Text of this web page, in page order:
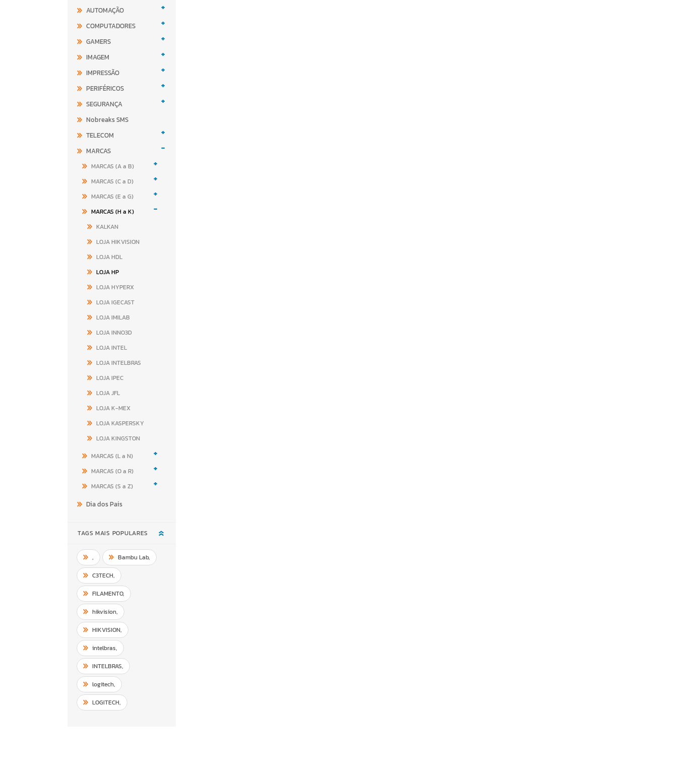
AUTOMAÇÃO +
COMPUTADORES +
GAMERS +
IMAGEM +
IMPRESSÃO +
PERIFÉRICOS +
SEGURANÇA +
Nobreaks SMS
TELECOM
+
MARCAS -
MARCAS (A a B) +
MARCAS (C a D) +
MARCAS (E a G) +
MARCAS (H a K) -
KALKAN
LOJA HIKVISION
LOJA HDL
LOJA HP
LOJA HYPERX
LOJA IGECAST
LOJA IMILAB
LOJA INNO3D
LOJA INTEL
LOJA INTELBRAS
LOJA IPEC
LOJA JFL
LOJA K-MEX
LOJA KASPERSKY
LOJA KINGSTON
MARCAS (L a N)
+
MARCAS (O a R) +
MARCAS (S a Z) +
Dia dos Pais
TAGS MAIS POPULARES
, Bambu Lab,
C3TECH,
FILAMENTO,
hikvision,
HIKVISION,
intelbras,
INTELBRAS,
logitech,
LOGITECH,